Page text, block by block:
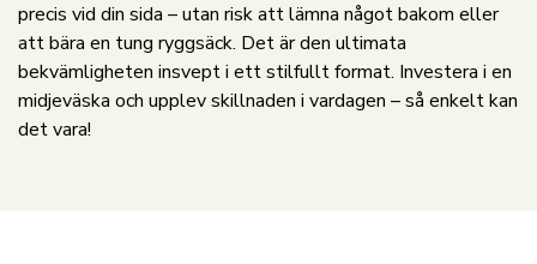
precis vid din sida – utan risk att lämna något bakom eller
att bära en tung ryggsäck. Det är den ultimata
bekvämligheten insvept i ett stilfullt format. Investera i en
midjeväska och upplev skillnaden i vardagen – så enkelt kan
det vara!